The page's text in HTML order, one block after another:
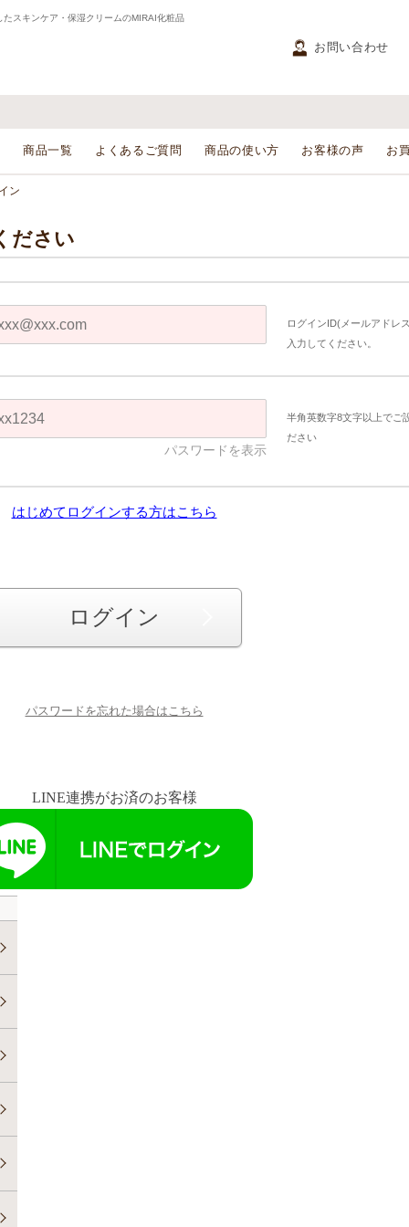
スキンケア・保湿クリームのMIRAI化粧品
お問い合わせ
商品一覧 よくあるご質問 商品の使い方 お客様の声 お
ン
ださい
ログインID(メールアドレ
入力してください。
パスワードを表示
半角英数字8文字以上でご
ださい
はじめてログインする方はこちら
ログイン
パスワードを忘れた場合はこちら
LINE連携がお済のお客様